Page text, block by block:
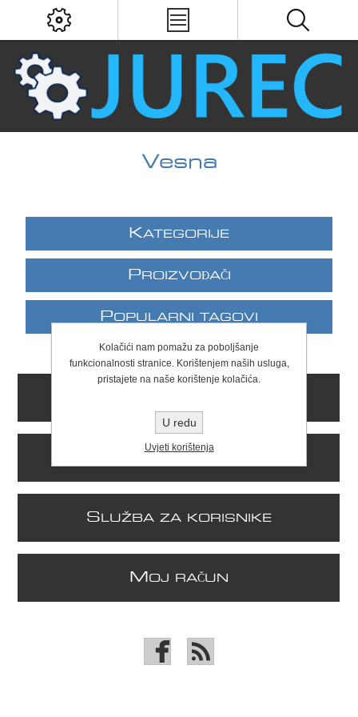
Vesna
KATEGORIJE
PROIZVOĐAČI
POPULARNI TAGOVI
S LUŽBA ZA KORISNIKE
M OJ RAČUN
Kolačići nam pomažu za poboljšanje
funkcionalnosti stranice. Korištenjem naših usluga,
pristajete na naše korištenje kolačića.
U redu
Uvjeti korištenja